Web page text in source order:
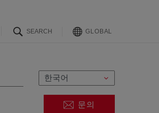
GLOBAL
문의